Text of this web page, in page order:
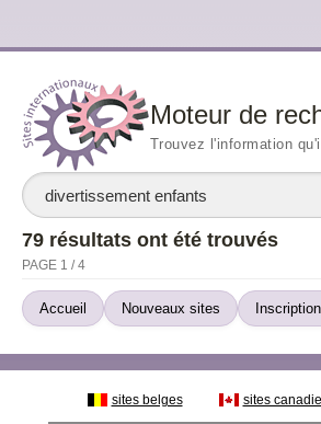
Moteur de
Trouvez l'information
79 résultats ont été trouvés
PAGE 1 / 4
Accueil Nouveaux sites
sites belges sites